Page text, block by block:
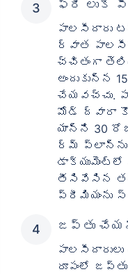
ఫ్రీ లుక్
పాలసీదారు
ర్వాత పాలసీని
చ్చితంగా
అందుకున్న
చేయవచ్చు.
మోడ్ ద్వారా
యాన్ని 30
ర్మ్
తీసివేసిన
ప్రీమియంను
జప్తు
రూపంలో